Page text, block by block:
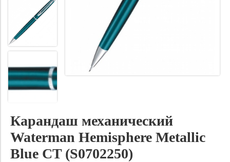
Карандаш механический
Waterman Hemisphere Metallic
Blue CT (S0702250)